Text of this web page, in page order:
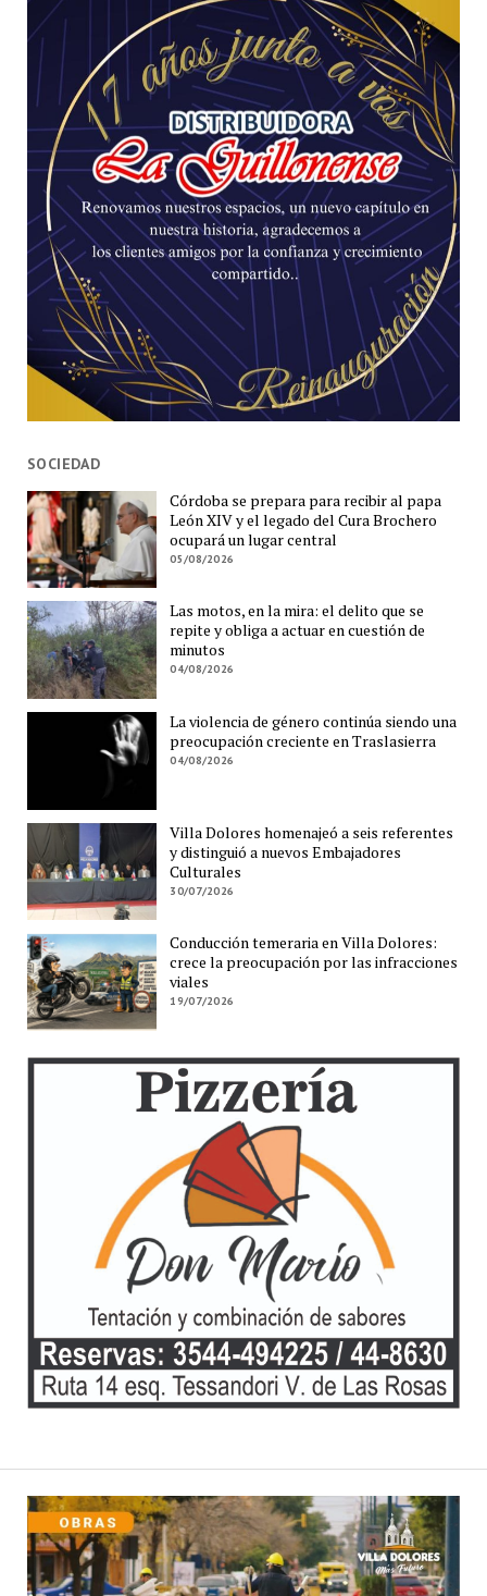
SOCIEDAD
Córdoba se prepara para recibir al papa
León XIV y el legado del Cura Brochero
ocupará un lugar central
05/08/2026
Las motos, en la mira: el delito que se
repite y obliga a actuar en cuestión de
minutos
04/08/2026
La violencia de género continúa siendo una
preocupación creciente en Traslasierra
04/08/2026
Villa Dolores homenajeó a seis referentes
y distinguió a nuevos Embajadores
Culturales
30/07/2026
Conducción temeraria en Villa Dolores:
crece la preocupación por las infracciones
viales
19/07/2026